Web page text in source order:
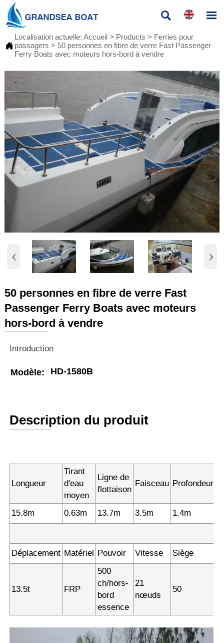
 

Localisation actuelle: Accueil> Products > Ferries pour
passagers > 50 personnes en fibre de verre Fast Passenger
Ferry Boats avec moteurs hors-bord à vendre
‹ ›
50 personnes en fibre de verre Fast
Passenger Ferry Boats avec moteurs
hors-bord à vendre
Introduction
Modèle: HD-1580B
Description du produit
Longueur
Tirant
d'eau
moyen
Ligne de
flottaison
Faisceau Profondeur
15.8m 0.63m 13.7m 3.5m 1.4m
Déplacement Matériel Pouvoir Vitesse Siège
13.5t FRP
500
ch/hors-
bord
essence
21
nœuds
50